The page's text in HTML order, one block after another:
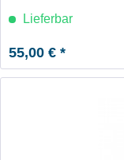
Lieferbar
55,00 € *